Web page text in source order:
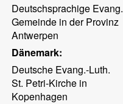
Deutschsprachige Evang.
Gemeinde in der Provinz
Antwerpen
Dänemark:
Deutsche Evang.-Luth.
St. Petri-Kirche in
Kopenhagen